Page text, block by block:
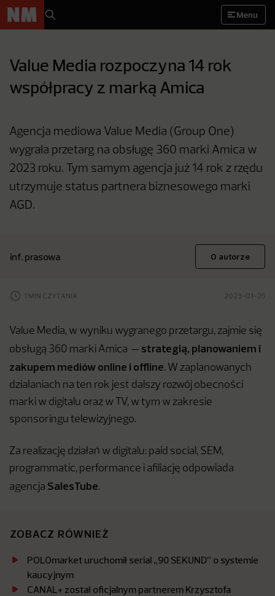
Menu
Value Media rozpoczyna 14 rok
współpracy z marką Amica
Agencja mediowa Value Media (Group One)
wygrała przetarg na obsługę 360 marki Amica w
2023 roku. Tym samym agencja już 14 rok z rzędu
utrzymuje status partnera biznesowego marki
AGD.
inf. prasowa O autorze
1 MIN CZYTANIA 2023-01-25
Value Media, w wyniku wygranego przetargu, zajmie się
obsługą 360 marki Amica — strategią, planowaniem i
zakupem mediów online i offline. W zaplanowanych
działaniach na ten rok jest dalszy rozwój obecności
marki w digitalu oraz w TV, w tym w zakresie
sponsoringu telewizyjnego.
Za realizację działań w digitalu: paid social, SEM,
programmatic, performance i afiliację odpowiada
agencja SalesTube.
ZOBACZ RÓWNIEŻ
POLOmarket uruchomił serial „90 SEKUND” o systemie
kaucyjnym
CANAL+ został oficjalnym partnerem Krzysztofa